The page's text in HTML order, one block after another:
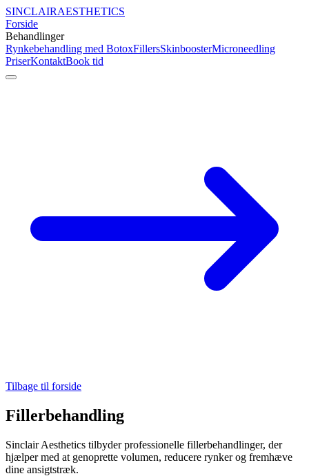
SINCLAIRAESTHETICS
Forside
Behandlinger
Rynkebehandling med BotoxFillersSkinboosterMicroneedling
PriserKontaktBook tid
Tilbage til forside
Fillerbehandling
Sinclair Aesthetics tilbyder professionelle fillerbehandlinger, der
hjælper med at genoprette volumen, reducere rynker og fremhæve
dine ansigtstræk.